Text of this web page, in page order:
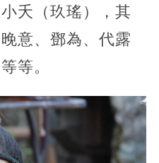
夭（玖瑤），其
意、鄧為、代露
等。